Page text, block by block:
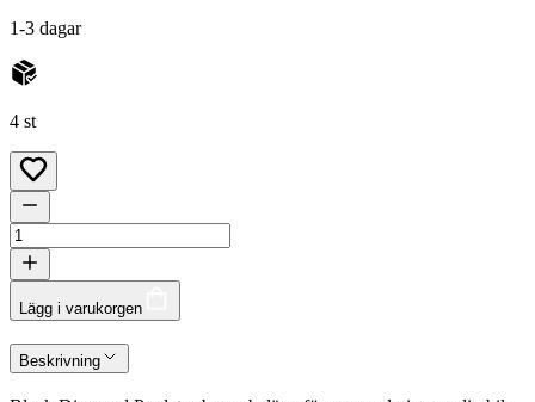
1-3 dagar
4 st
Lägg i varukorgen
Beskrivning